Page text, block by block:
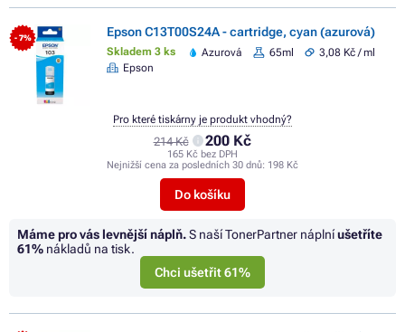
- 7% Epson C13T00S24A - cartridge, cyan (azurová)
Skladem 3 ks Azurová 65ml
3,08 Kč / ml
Epson
214 Kč 200 Kč
165 Kč bez DPH
Nejnižší cena za posledních 30 dnů: 198 Kč
Do košíku
Pro které tiskárny je produkt vhodný?
Máme pro vás levnější náplň.S naší TonerPartner náplníušetříte
61% nákladů na tisk.
Chci ušetřit 61%